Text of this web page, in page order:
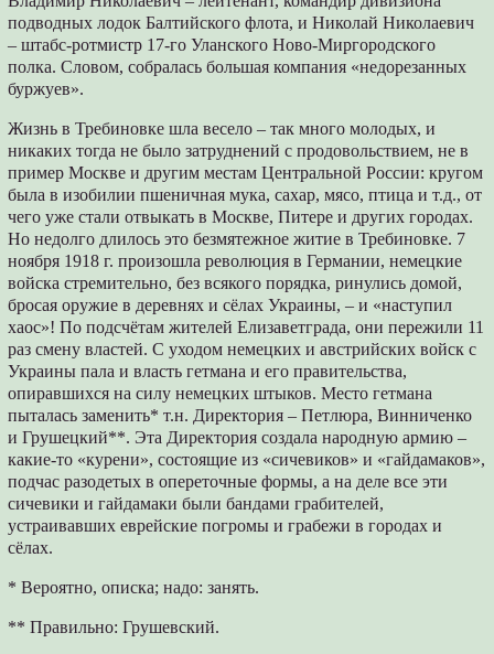
подводных лодок Балтийского флота, и Николай Николаевич
– штабс-ротмистр 17-го Уланского Ново-Миргородского
полка. Словом, собралась большая компания «недорезанных
буржуев».
Жизнь в Требиновке шла весело – так много молодых, и
никаких тогда не было затруднений с продовольствием, не в
пример Москве и другим местам Центральной России: кругом
была в изобилии пшеничная мука, сахар, мясо, птица и т.д., от
чего уже стали отвыкать в Москве, Питере и других городах.
Но недолго длилось это безмятежное житие в Требиновке. 7
ноября 1918 г. произошла революция в Германии, немецкие
войска стремительно, без всякого порядка, ринулись домой,
бросая оружие в деревнях и сёлах Украины, – и «наступил
хаос»! По подсчётам жителей Елизаветграда, они пережили 11
раз смену властей. С уходом немецких и австрийских войск с
Украины пала и власть гетмана и его правительства,
опиравшихся на силу немецких штыков. Место гетмана
пыталась заменить* т.н. Директория – Петлюра, Винниченко
и Грушецкий**. Эта Директория создала народную армию –
какие-то «курени», состоящие из «сичевиков» и «гайдамаков»,
подчас разодетых в опереточные формы, а на деле все эти
сичевики и гайдамаки были бандами грабителей,
устраивавших еврейские погромы и грабежи в городах и
сёлах.
* Вероятно, описка; надо: занять.
** Правильно: Грушевский.